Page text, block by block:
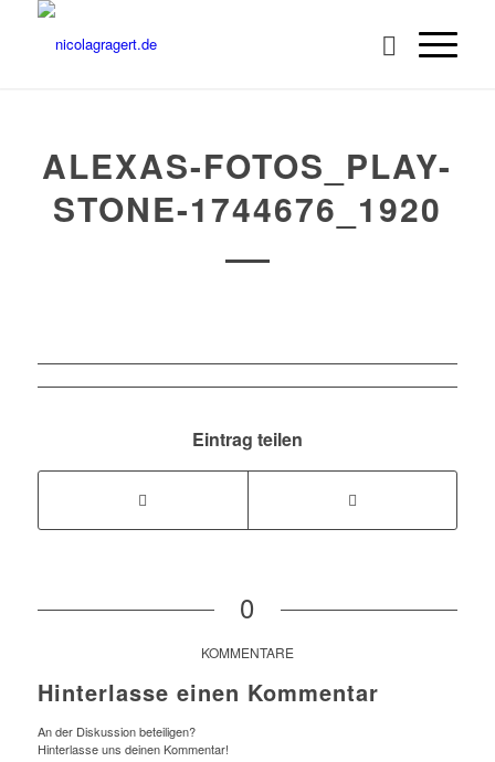
ALEXAS-FOTOS_PLAY-
STONE-1744676_1920
Eintrag teilen
0
KOMMENTARE
Hinterlasse einen Kommentar
An der Diskussion beteiligen?
Hinterlasse uns deinen Kommentar!